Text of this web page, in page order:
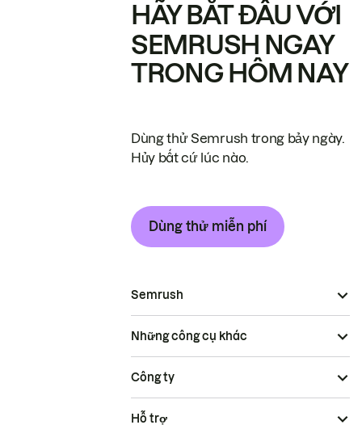
HÃY BẮT ĐẦU VỚI
SEMRUSH NGAY
TRONG HÔM NAY
Dùng thử Semrush trong bảy ngày.
Hủy bất cứ lúc nào.
Dùng thử miễn phí
Semrush
Những công cụ khác
Công ty
Hỗ trợ